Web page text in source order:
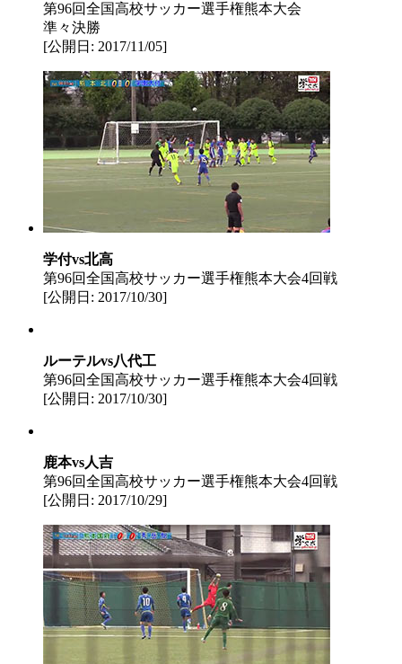
第96回全国高校サッカー選手権熊本大会
準々決勝
[公開日: 2017/11/05]
学付vs北高
第96回全国高校サッカー選手権熊本大会4回戦
[公開日: 2017/10/30]
ルーテルvs八代工
第96回全国高校サッカー選手権熊本大会4回戦
[公開日: 2017/10/30]
鹿本vs人吉
第96回全国高校サッカー選手権熊本大会4回戦
[公開日: 2017/10/29]